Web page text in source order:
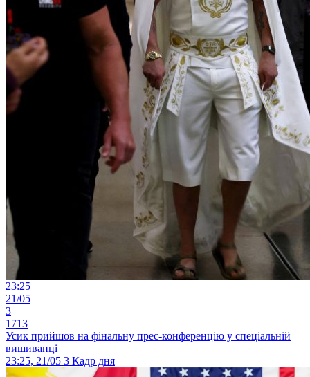
23:25
21/05
3
1713
Усик прийшов на фінальну прес-конференцію у спеціальній
вишиванці
23:25, 21/05 3 Кадр дня